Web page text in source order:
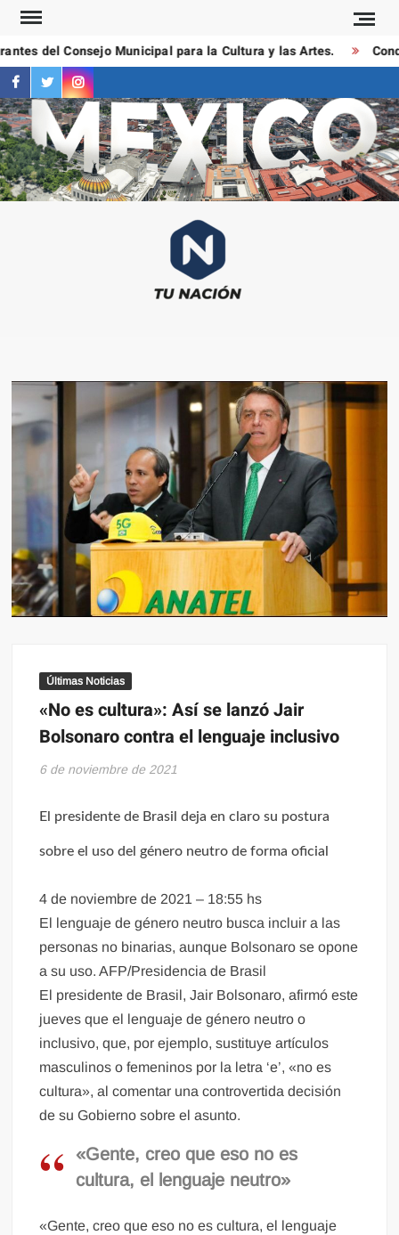
Saltar
contenidodel Consejo Municipal para la Cultura y las Artes.
facebook
twitterinstagram
Últimas Noticias
«No es cultura»: Así se lanzó Jair
Bolsonaro contra el lenguaje inclusivo
6 de noviembre de 2021
El presidente de Brasil deja en claro su postura
sobre el uso del género neutro de forma oficial
4 de noviembre de 2021 – 18:55 hs
El lenguaje de género neutro busca incluir a las
personas no binarias, aunque Bolsonaro se opone
a su uso. AFP/Presidencia de Brasil
El presidente de Brasil, Jair Bolsonaro, afirmó este
jueves que el lenguaje de género neutro o
inclusivo, que, por ejemplo, sustituye artículos
masculinos o femeninos por la letra ‘e’, «no es
cultura», al comentar una controvertida decisión
de su Gobierno sobre el asunto.
«Gente, creo que eso no es
cultura, el lenguaje neutro»
«Gente, creo que eso no es cultura, el lenguaje